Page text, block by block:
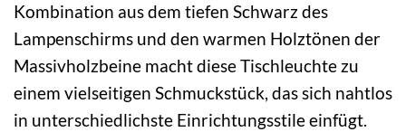
Kombination aus dem tiefen Schwarz des
Lampenschirms und den warmen Holztönen der
Massivholzbeine macht diese Tischleuchte zu
einem vielseitigen Schmuckstück, das sich nahtlos
in unterschiedlichste Einrichtungsstile einfügt.